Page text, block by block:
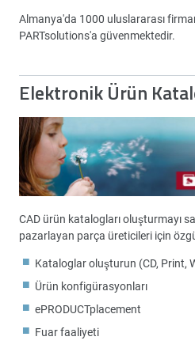
Almanya'da 1000 uluslararası
PARTsolutions'a güvenmektedir.
Elektronik Ürün
CAD ürün katalogları oluşturmayı
pazarlayan parça üreticileri için
Kataloglar oluşturun (CD, Print,
Ürün konfigürasyonları
ePRODUCTplacement
Fuar faaliyeti